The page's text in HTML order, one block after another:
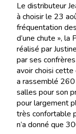
Le distributeur
à choisir le 23
fréquentation
d’une chute », la
réalisé par
par ses
avoir choisi cette
a rassemblé
salles pour son
pour largement
très confortable
n’a donné que